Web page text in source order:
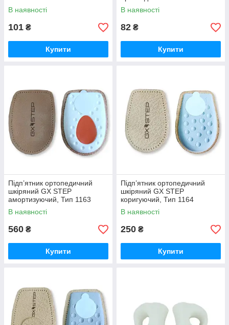
В наявності
101 ₴
Купити
В наявності
82 ₴
Купити
Підп’ятник ортопедичний
шкіряний GX STEP
амортизуючий, Тип 1163
В наявності
560 ₴
Купити
Підп’ятник ортопедичний
шкіряний GX STEP
коригуючий, Тип 1164
В наявності
250 ₴
Купити